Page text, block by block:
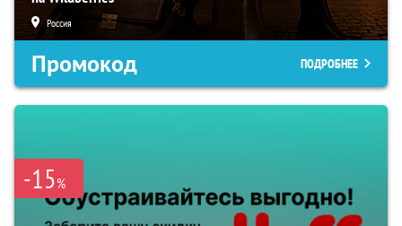
Россия
Промокод ПОДРОБНЕЕ
-15%